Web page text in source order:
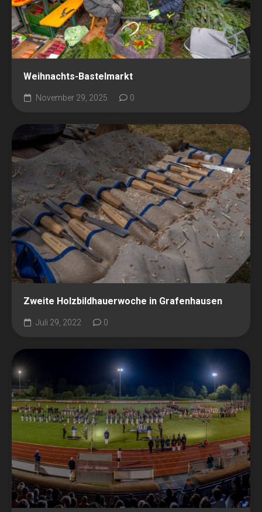
Weihnachts-Bastelmarkt
November 29, 2025 0
Zweite Holzbildhauerwoche in Grafenhausen
Juli 29, 2022 0